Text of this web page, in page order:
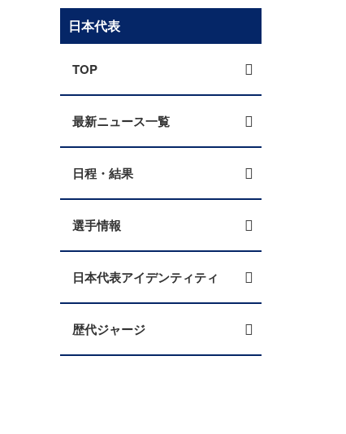
日本代表
TOP
最新ニュース一覧
日程・結果
選手情報
日本代表アイデンティティ
歴代ジャージ